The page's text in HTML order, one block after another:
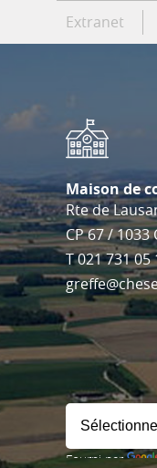
Extranet
Maison de
Rte de
CP 67/1033
T021 731 05
Fourni par